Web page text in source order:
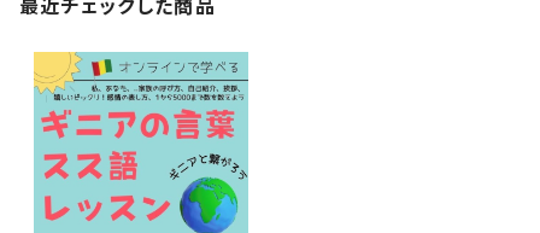
最近チェックした商品